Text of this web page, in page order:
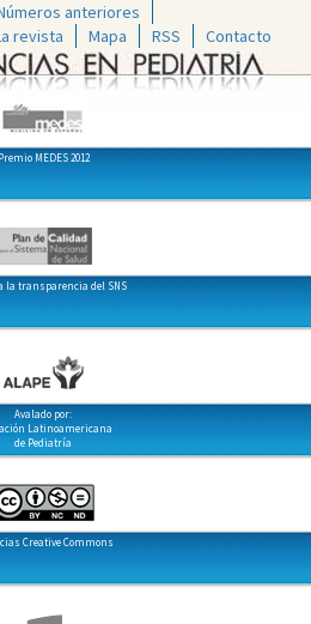
anteriores
revista Mapa RSS Contacto
Premio MEDES 2012
la transparencia del SNS
Avalado por:
Latinoamericana
de Pediatría
Creative Commons